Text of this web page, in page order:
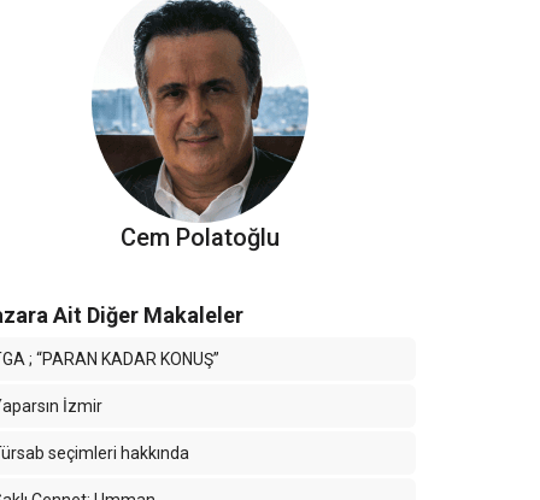
Cem Polatoğlu
Ait Diğer Makaleler
; “PARAN KADAR KONUŞ”
İzmir
seçimleri hakkında